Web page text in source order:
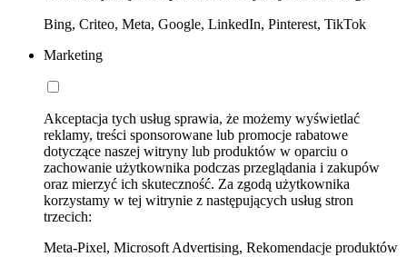
Bing, Criteo, Meta, Google, LinkedIn, Pinterest, TikTok
Marketing
Akceptacja tych usług sprawia, że możemy wyświetlać
reklamy, treści sponsorowane lub promocje rabatowe
dotyczące naszej witryny lub produktów w oparciu o
zachowanie użytkownika podczas przeglądania i zakupów
oraz mierzyć ich skuteczność. Za zgodą użytkownika
korzystamy w tej witrynie z następujących usług stron
trzecich:
Meta-Pixel, Microsoft Advertising, Rekomendacje produktów